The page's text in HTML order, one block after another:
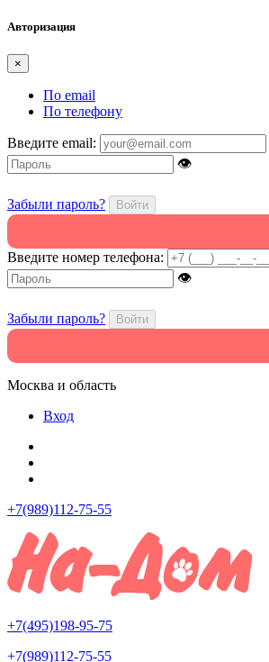
Авторизация
×
По email
По телефону
Введите email:
👁
Забыли пароль? Войти
Введите номер телефона:
👁
Забыли пароль? Войти
Москва и область
Вход
+7(989)112-75-55
+7(495)198-95-75
+7(989)112-75-55